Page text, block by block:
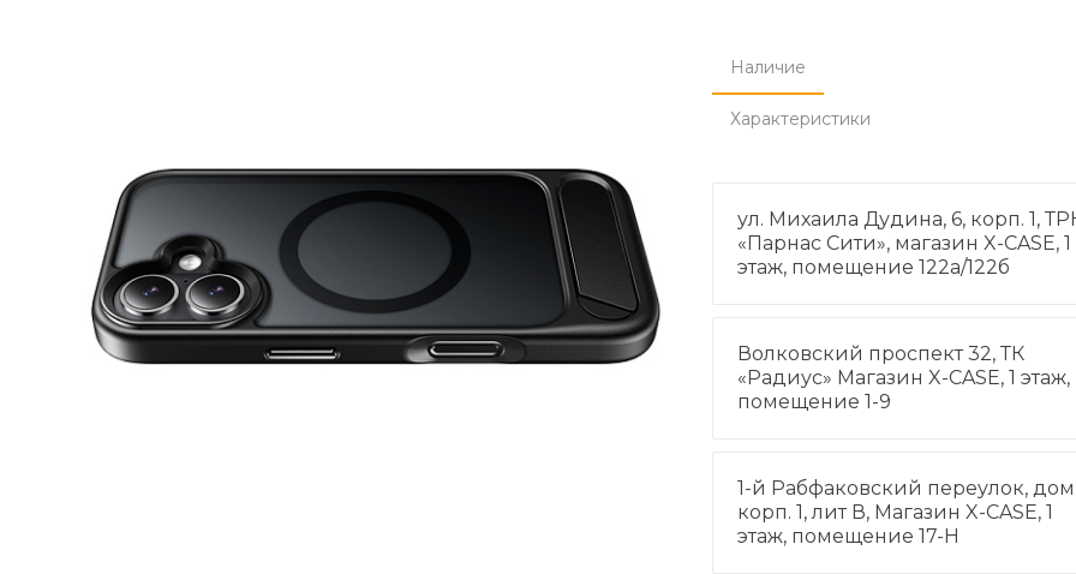
Наличие
Характеристики
ул. Михаила Дудина, 6, корп. 1,
«Парнас Сити», магазин X-CASE, 1
этаж, помещение 122а/122б
Волковский проспект 32, ТК
«Радиус» Магазин X-CASE, 1 этаж,
помещение 1-9
1-й Рабфаковский переулок, дом
корп. 1, лит В, Магазин X-CASE, 1
этаж, помещение 17-Н